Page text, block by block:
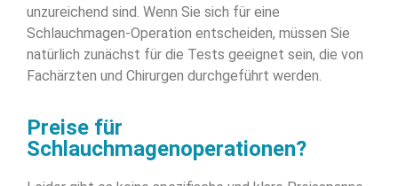
unzureichend sind. Wenn Sie sich für eine
Schlauchmagen-Operation entscheiden, müssen Sie
natürlich zunächst für die Tests geeignet sein, die von
Fachärzten und Chirurgen durchgeführt werden.
Preise für
Schlauchmagenoperationen?